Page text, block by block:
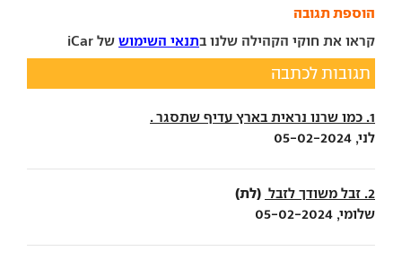
הוספת תגובה
קראו את חוקי הקהילה שלנו בתנאי השימוש של iCar
תגובות לכתבה
1. כמו שרנו נראית בארץ עדיף שתסגר .
לני, 05-02-2024
2. זבל משודך לזבל (לת)
שלומי, 05-02-2024